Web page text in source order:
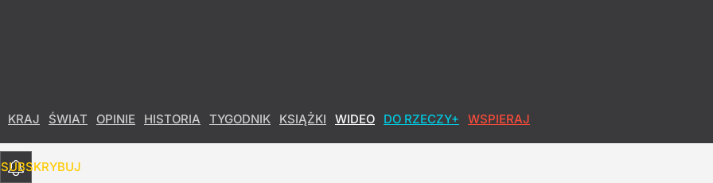
KRAJ ŚWIAT OPINIE HISTORIA TYGODNIK KSIĄŻKI WIDEO DO RZECZY+ WSPIERAJ
SUBSKRYBUJ